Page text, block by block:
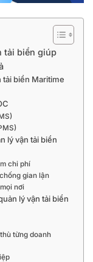
tải biển giúp
tải biển Maritime
lý vận tải biển
chi phí
gian lận
nơi
lý vận tải biển
từng doanh